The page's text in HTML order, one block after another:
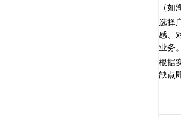
（如
选择
感、
业务。
根据
缺点